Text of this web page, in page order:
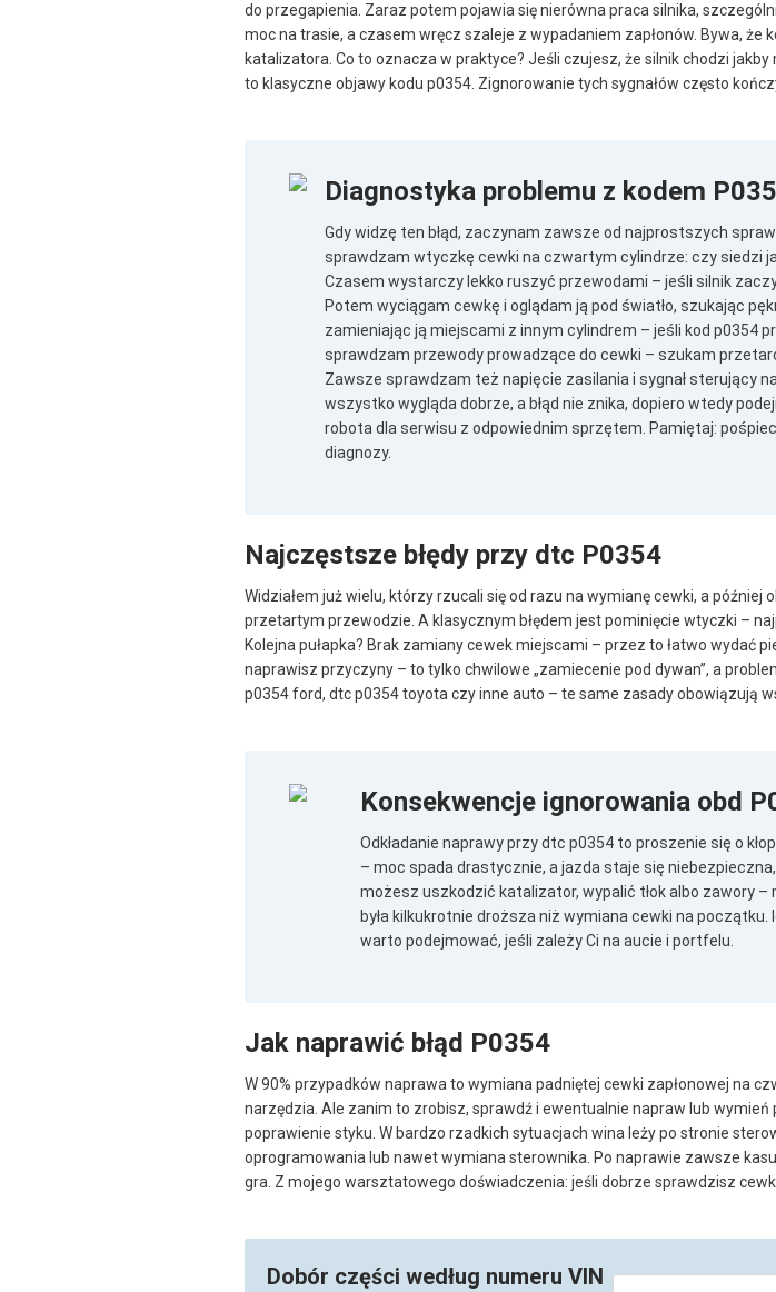
do przegapienia. Zaraz potem pojawia się nierówna praca silnika,
moc na trasie, a czasem wręcz szaleje z wypadaniem zapłonów. Bywa,
katalizatora. Co to oznacza w praktyce? Jeśli czujesz, że silnik chodzi
to klasyczne objawy kodu p0354. Zignorowanie tych sygnałów często
Diagnostyka problemu z kodem
Gdy widzę ten błąd, zaczynam zawsze od najprostszych
sprawdzam wtyczkę cewki na czwartym cylindrze: czy siedzi
Czasem wystarczy lekko ruszyć przewodami – jeśli silnik
Potem wyciągam cewkę i oglądam ją pod światło, szukając
zamieniając ją miejscami z innym cylindrem – jeśli kod p0354
sprawdzam przewody prowadzące do cewki – szukam
Zawsze sprawdzam też napięcie zasilania i sygnał sterujący
wszystko wygląda dobrze, a błąd nie znika, dopiero wtedy
robota dla serwisu z odpowiednim sprzętem. Pamiętaj:
diagnozy.
Najczęstsze błędy przy dtc P0354
Widziałem już wielu, którzy rzucali się od razu na wymianę cewki, a później
przetartym przewodzie. A klasycznym błędem jest pominięcie wtyczki –
Kolejna pułapka? Brak zamiany cewek miejscami – przez to łatwo wydać
naprawisz przyczyny – to tylko chwilowe „zamiecenie pod dywan”, a
p0354 ford, dtc p0354 toyota czy inne auto – te same zasady obowiązują
Konsekwencje ignorowania obd
Odkładanie naprawy przy dtc p0354 to proszenie się o
– moc spada drastycznie, a jazda staje się
możesz uszkodzić katalizator, wypalić tłok albo zawory –
była kilkukrotnie droższa niż wymiana cewki na
warto podejmować, jeśli zależy Ci na aucie i portfelu.
Jak naprawić błąd P0354
W 90% przypadków naprawa to wymiana padniętej cewki zapłonowej na
narzędzia. Ale zanim to zrobisz, sprawdź i ewentualnie napraw lub
poprawienie styku. W bardzo rzadkich sytuacjach wina leży po stronie
oprogramowania lub nawet wymiana sterownika. Po naprawie zawsze
gra. Z mojego warsztatowego doświadczenia: jeśli dobrze sprawdzisz
Dobór części według numeru VIN